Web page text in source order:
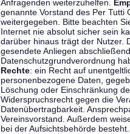
Anfragenden weiterzuhelfen.
genannte Vorstand des Per Tutti
weitergegeben. Bitte beachten
Internet nie absolut sicher sein
darüber hinaus trägt der Nutzer.
gesendete Anliegen
Datenschutzgrundverordnung
Rechte: ein Recht auf
personenbezogene Daten,
Löschung oder Einschränkung
Widerspruchsrecht gegen die
Datenübertragbarkeit.
Vereinsvorstand. Außerdem
bei der Aufsichtsbehörde besteht.